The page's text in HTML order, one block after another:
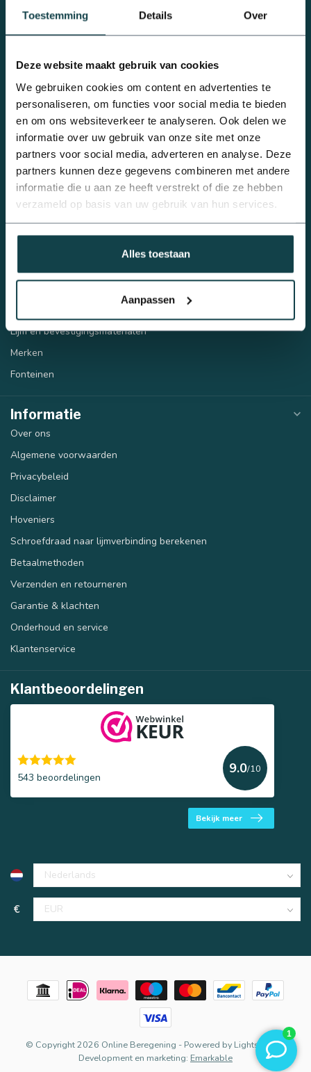
Toestemming Details Over
Deze website maakt gebruik van cookies
We gebruiken cookies om content en advertenties te
personaliseren, om functies voor social media te bieden
en om ons websiteverkeer te analyseren. Ook delen we
informatie over uw gebruik van onze site met onze
partners voor social media, adverteren en analyse. Deze
partners kunnen deze gegevens combineren met andere
informatie die u aan ze heeft verstrekt of die ze hebben
verzameld op basis van uw gebruik van hun services.
Alles toestaan
Aanpassen
info@onlineberegening.nl
Complete beregeningssets
Druppelbevloeiing
Sproeiers
Beregeningspompen
Automatische beregening
Tyleen/PE
Lijm en bevestigingsmaterialen
Merken
Fonteinen
Informatie
Over ons
Algemene voorwaarden
Privacybeleid
Disclaimer
Hoveniers
Schroefdraad naar lijmverbinding berekenen
Betaalmethoden
Verzenden en retourneren
Garantie & klachten
Onderhoud en service
Klantenservice
Klantbeoordelingen
543 beoordelingen
9.0/10
Bekijk meer
€
© Copyright 2026 Online Beregening - Powered by Lightspeed-
Development en marketing: Emarkable